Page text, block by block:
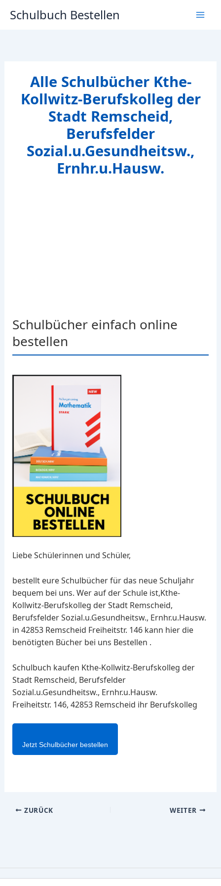
InhaltSchulbuch Bestellen
Alle Schulbücher Kthe-
Kollwitz-Berufskolleg der
Stadt Remscheid,
Berufsfelder
Sozial.u.Gesundheitsw.,
Ernhr.u.Hausw.
Schulbücher einfach online
bestellen
Liebe Schülerinnen und Schüler,
bestellt eure Schulbücher für das neue Schuljahr
bequem bei uns. Wer auf der Schule ist,Kthe-
Kollwitz-Berufskolleg der Stadt Remscheid,
Berufsfelder Sozial.u.Gesundheitsw., Ernhr.u.Hausw.
in 42853 Remscheid Freiheitstr. 146 kann hier die
benötigten Bücher bei uns Bestellen .
Schulbuch kaufen Kthe-Kollwitz-Berufskolleg der
Stadt Remscheid, Berufsfelder
Sozial.u.Gesundheitsw., Ernhr.u.Hausw.
Freiheitstr. 146, 42853 Remscheid ihr Berufskolleg
Jetzt Schulbücher bestellen
ZURÜCK WEITER